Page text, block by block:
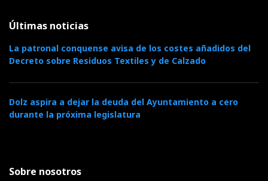
Últimas noticias
La patronal conquense avisa de los costes añadidos del
Decreto sobre Residuos Textiles y de Calzado
Dolz aspira a dejar la deuda del Ayuntamiento a cero
durante la próxima legislatura
Sobre nosotros